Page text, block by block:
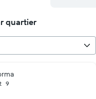
quartier
9